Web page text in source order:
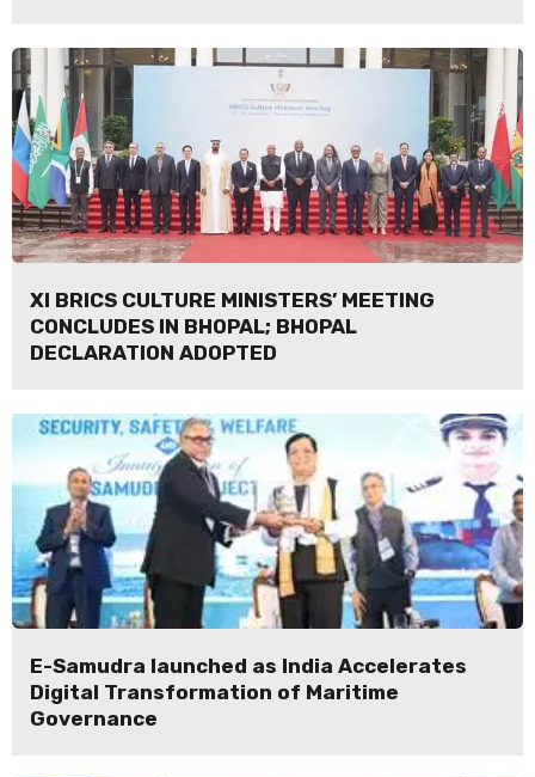
XI BRICS CULTURE MINISTERS’ MEETING
CONCLUDES IN BHOPAL; BHOPAL
DECLARATION ADOPTED
E-Samudra launched as India Accelerates
Digital Transformation of Maritime
Governance